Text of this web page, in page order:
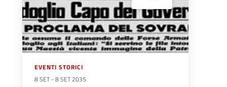
EVENTI STORICI
8 SET -8 SET 2035